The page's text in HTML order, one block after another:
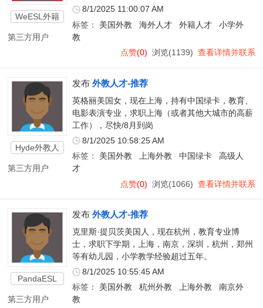
WeESL外籍
第三方用户
8/1/2025 11:00:07 AM
标签： 美国外教 海外人才 外籍人才
小学外
教
点赞(0) 浏览(1139) 查看详情并联系
Hyde外教人
第三方用户
发布 外教人才-推荐
英格丽美国女，现在上海，持有中国绿卡，教育、
电影表演专业，求职上海（或者其他大城市的高薪
工作），尽快/8月到岗
8/1/2025 10:58:25 AM
标签： 美国外教 上海外教 中国绿卡
高级人
才
点赞(0) 浏览(1066) 查看详情并联系
PandaESL
第三方用户
发布 外教人才-推荐
克里斯·提贝茨美国人，现在杭州，教育专业博
士，求职下学期，上海，南京，深圳，杭州，郑州
等有幼儿园，小学教学经验超过五年。
8/1/2025 10:55:45 AM
标签： 美国外教 杭州外教 上海外教
南京外
教